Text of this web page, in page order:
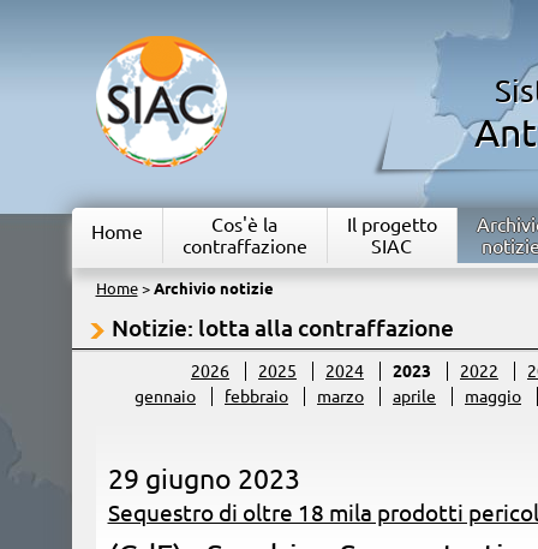
Home
Cos'è la
contraffazione
Il progetto
SIAC
Home> Archivio notizie
Notizie: lotta alla contraffazione
2026 2025 2024 2023 2022
gennaio
febbraio marzo aprile maggio
29 giugno 2023
Sequestro di oltre 18 mila prodotti